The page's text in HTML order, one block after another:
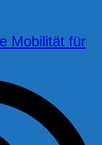
Mobilität für